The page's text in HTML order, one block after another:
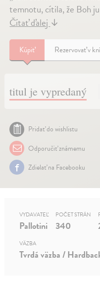
temnotu, cítila, že Boh
Čítať ďalej↓
Kúpiť Rezervovať v
titul je vypredaný
Pridať do wishlistu
Odporučiť známemu
Zdielať na Facebooku
VYDAVATEĽ
Pallotini
POČET STRÁN
340
VÄZBA
Tvrdá väzba /